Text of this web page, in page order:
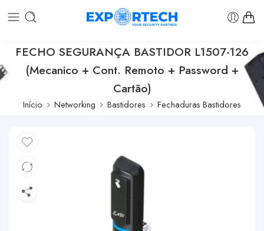
FECHO SEGURANÇA BASTIDOR L1507-126
(Mecanico + Cont. Remoto + Password +
Cartão)
Início Networking Bastidores Fechaduras Bastidores